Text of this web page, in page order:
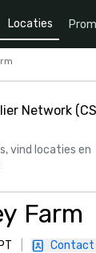
Locaties
Network
vind locaties en
Farm
Contact